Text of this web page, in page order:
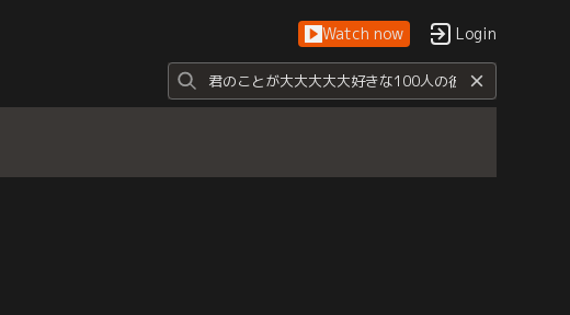
Watch now Login